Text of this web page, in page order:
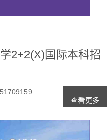
2+2(X)国际本科招
查看更多